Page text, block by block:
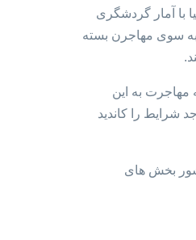
آید. با وجود مکان های طبیعی و تفریحی فراوان، کانادا جزو 15 کشور دیدنی دنیا با آمار گردشگری
به سوی مهاجرن بسته
مهاجرت به این
واجد شرایط را کاندید
بخش های